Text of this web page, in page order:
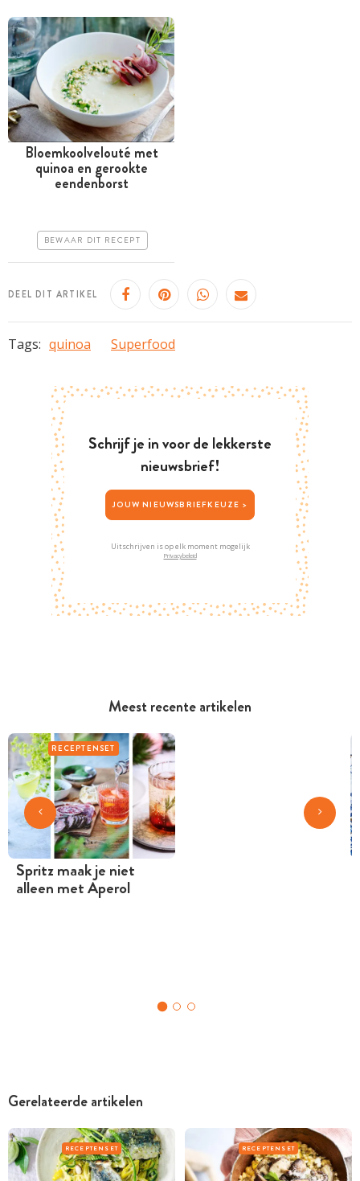
Meest recente artikelen
RECEPTENSET
Spritz maak je niet
alleen met Aperol
Tussen 30 minuten en 1
Bloemkoolvelouté met
quinoa en gerookte
eendenborst
BEWAAR DIT RECEPT
DEEL DIT ARTIKEL
Tags: quinoa Superfood
Schrijf je in voor de lekkerste
nieuwsbrief!
JOUW NIEUWSBRIEFKEUZE >
Uitschrijven is op elk moment mogelijk
Privacybeleid
Gerelateerde artikelen
RECEPTENSET RECEPTENSET